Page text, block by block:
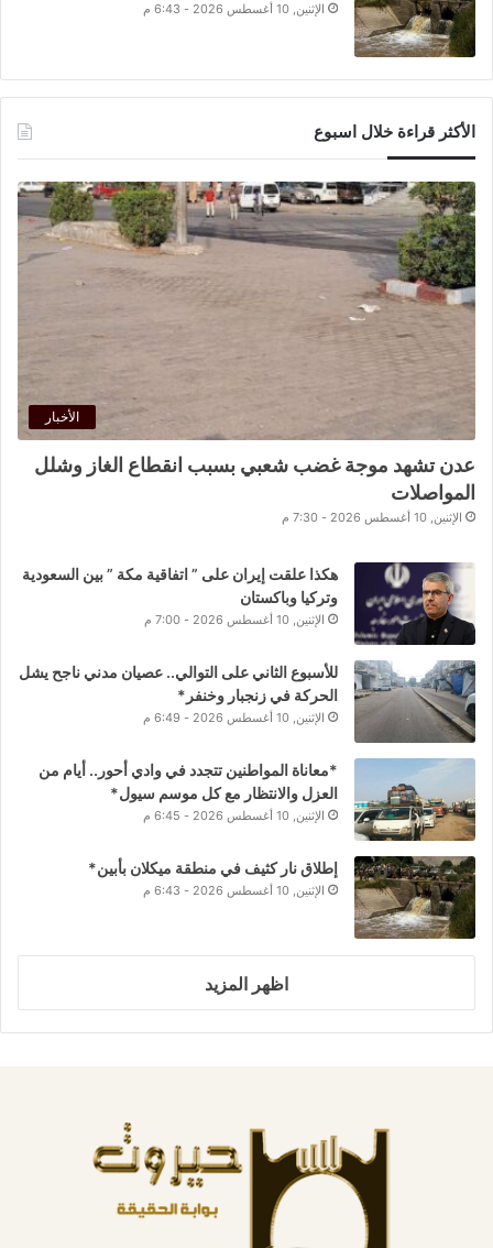
الإثنين, 10 أغسطس 2026 - 6:43 م
الأكثر قراءة خلال اسبوع
الأخبار
عدن تشهد موجة غضب شعبي بسبب انقطاع الغاز وشلل
المواصلات
الإثنين, 10 أغسطس 2026 - 7:30 م
هكذا علقت إيران على ” اتفاقية مكة ” بين السعودية
وتركيا وباكستان
الإثنين, 10 أغسطس 2026 - 7:00 م
للأسبوع الثاني على التوالي.. عصيان مدني ناجح يشل
الحركة في زنجبار وخنفر*
الإثنين, 10 أغسطس 2026 - 6:49 م
*معاناة المواطنين تتجدد في وادي أحور.. أيام من
العزل والانتظار مع كل موسم سيول*
الإثنين, 10 أغسطس 2026 - 6:45 م
إطلاق نار كثيف في منطقة ميكلان بأبين*
الإثنين, 10 أغسطس 2026 - 6:43 م
اظهر المزيد